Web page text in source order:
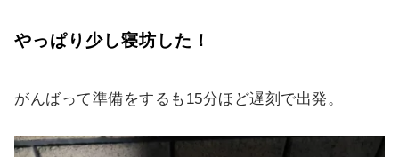
やっぱり少し寝坊した！
がんばって準備をするも15分ほど遅刻で出発。